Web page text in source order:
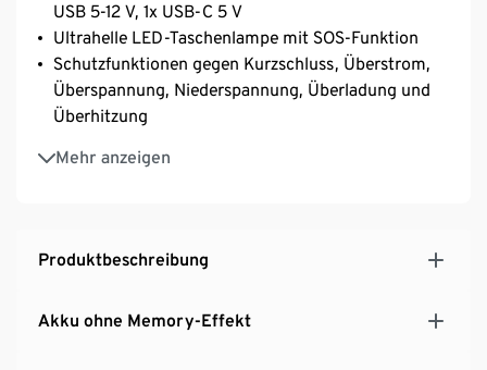
USB 5-12 V, 1x USB-C 5 V
Ultrahelle LED-Taschenlampe mit SOS-Funktion
Schutzfunktionen gegen Kurzschluss, Überstrom,
Überspannung, Niederspannung, Überladung und
Überhitzung
Mehr anzeigen
Charge-through-/USV-geeignet
Geringes Gewicht – ca. 1 kg
Produktbeschreibung
Akku ohne Memory-Effekt